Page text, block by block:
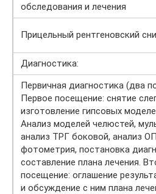
обследования и лечения
Прицельный рентгеновский
Диагностика:
Первичная диагностика (два
Первое посещение: cнятие
изготовление гипсовых
Анализ моделей челюстей,
анализ ТРГ боковой, анализ
фотометрия, постановка
составление плана лечения.
посещение: оглашение
и обсуждение с ним плана